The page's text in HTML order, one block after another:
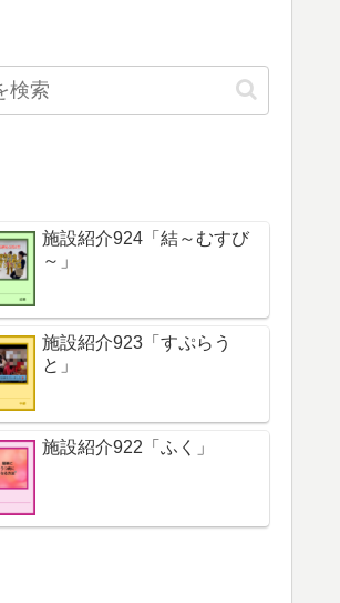
施設紹介924「結～むすび
～」
施設紹介923「すぷらう
と」
施設紹介922「ふく」